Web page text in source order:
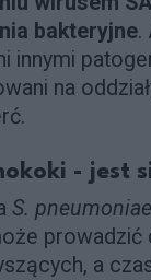
bakteryjne.
innymi
na
- jest
S. pneumoniae
prowadzić
a